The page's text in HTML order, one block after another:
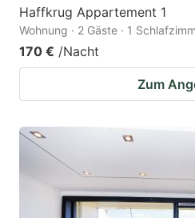
Haffkrug Appartement 1
Wohnung · 2 Gäste · 1
170 € /Nacht
Zum